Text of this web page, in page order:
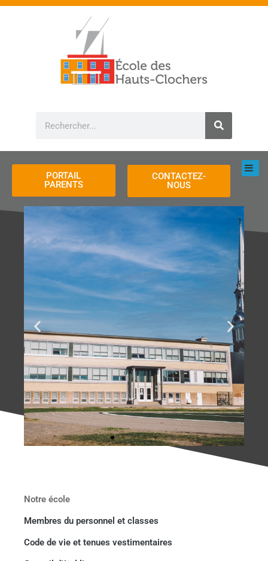
Aller
PORTAIL
PARENTS
CONTACTEZ-
NOUS
Notre école
Membres du personnel et classes
Code de vie et tenues vestimentaires